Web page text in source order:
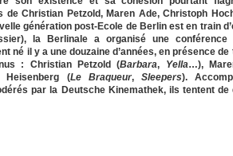
de Christian Petzold, Maren Ade, Christoph
génération post-Ecole de Berlin est en train
la Berlinale a organisé une
né il y a une douzaine d’années, en présence
: Christian Petzold (Barbara, Yella…),
Heisenberg (Le Braqueur, Sleepers).
par la Deutsche Kinemathek, ils tentent